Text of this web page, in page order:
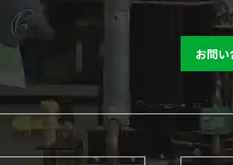
お問い